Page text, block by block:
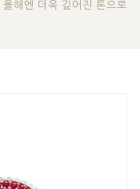
해엔 더욱 깊어진 톤으로